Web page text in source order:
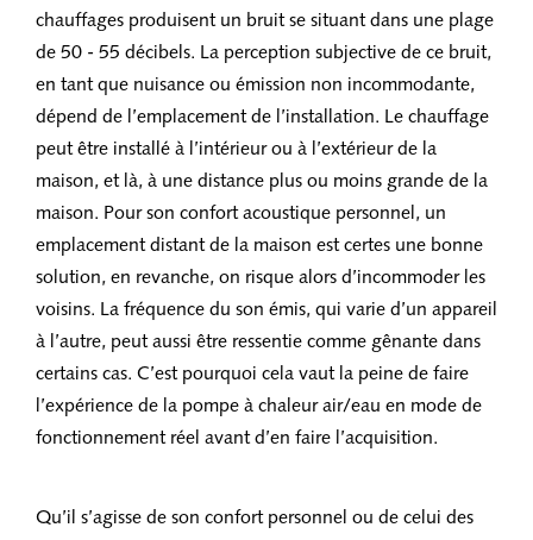
chauffages produisent un bruit se situant dans une plage
de 50 - 55 décibels. La perception subjective de ce bruit,
en tant que nuisance ou émission non incommodante,
dépend de l’emplacement de l’installation. Le chauffage
peut être installé à l’intérieur ou à l’extérieur de la
maison, et là, à une distance plus ou moins grande de la
maison. Pour son confort acoustique personnel, un
emplacement distant de la maison est certes une bonne
solution, en revanche, on risque alors d’incommoder les
voisins. La fréquence du son émis, qui varie d’un appareil
à l’autre, peut aussi être ressentie comme gênante dans
certains cas. C’est pourquoi cela vaut la peine de faire
l’expérience de la pompe à chaleur air/eau en mode de
fonctionnement réel avant d’en faire l’acquisition.
Qu’il s’agisse de son confort personnel ou de celui des